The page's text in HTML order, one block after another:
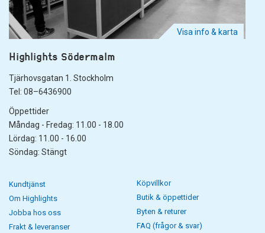
Visa info & karta
Highlights Södermalm
Tjärhovsgatan 1. Stockholm
Tel: 08–6436900
Öppettider
Måndag - Fredag: 11.00 - 18.00
Lördag: 11.00 - 16.00
Söndag: Stängt
Kundtjänst
Om Highlights
Jobba hos oss
Frakt & leveranser
Köpvillkor
Butik & öppettider
Byten & returer
FAQ (frågor & svar)